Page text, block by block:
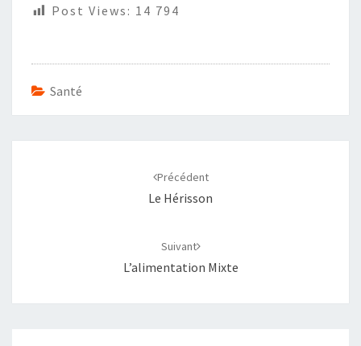
Post Views: 14 794
Santé
Précédent
Le Hérisson
Suivant
L’alimentation Mixte